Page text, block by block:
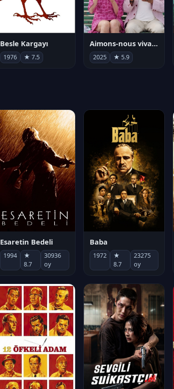
Besle Kargayı
1976 ★ 7.5
Aimons-nous vivants
2025 ★ 5.9
Esaretin Bedeli
1994
★
8.7
30936
oy
Baba
1972
★
8.7
23275
oy